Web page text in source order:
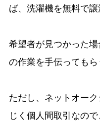
ば、洗濯機を無料で譲
希望者が見つかった
の作業を手伝ってもら
ただし、ネットオー
じく個人間取引なの